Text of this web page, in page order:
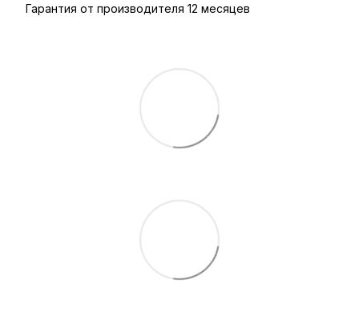
Гарантия от производителя 12 месяцев